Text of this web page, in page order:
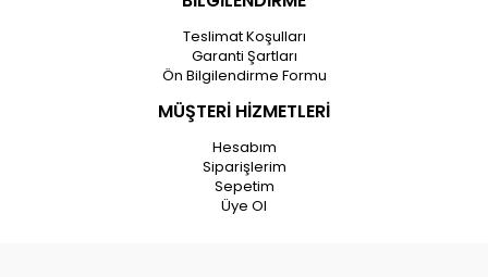
Teslimat Koşulları
Garanti Şartları
Ön Bilgilendirme Formu
MÜŞTERİ HİZMETLERİ
Hesabım
Siparişlerim
Sepetim
Üye Ol